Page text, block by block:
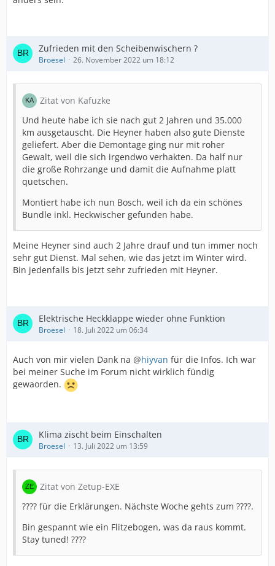
Zufrieden mit den Scheibenwischern ?
Broesel 26. November 2022 um 18:12
Zitat von Kafuzke
Und heute habe ich sie nach gut 2 Jahren und 35.000
km ausgetauscht. Die Heyner haben also gute Dienste
geliefert. Aber die Demontage ging nur mit roher
Gewalt, weil die sich irgendwo verhakten. Da half nur
die große Rohrzange und damit die Aufnahme platt
quetschen.
Montiert habe ich nun Bosch, weil ich da ein schönes
Bundle inkl. Heckwischer gefunden habe.
Meine Heyner sind auch 2 Jahre drauf und tun immer noch
sehr gut Dienst. Mal sehen, wie das jetzt im Winter wird.
Bin jedenfalls bis jetzt sehr zufrieden mit Heyner.
Elektrische Heckklappe wieder ohne Funktion
Broesel 18. Juli 2022 um 06:34
Auch von mir vielen Dank na @hiyvan für die Infos. Ich war
bei meiner Suche im Forum nicht wirklich fündig
gewaorden.
Klima zischt beim Einschalten
Broesel 13. Juli 2022 um 13:59
Zitat von Zetup-EXE
???? für die Erklärungen. Nächste Woche gehts zum ????.
Bin gespannt wie ein Flitzebogen, was da raus kommt.
Stay tuned! ????